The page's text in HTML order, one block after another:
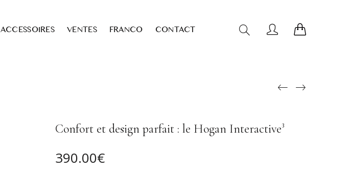
ACCESSOIRES VENTES FRANCO CONTACT
Confort et design parfait : le Hogan Interactive³
390.00€